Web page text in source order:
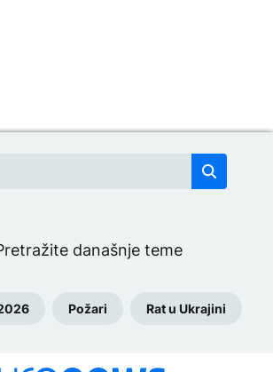
današnje teme
Požari Rat u Ukrajini